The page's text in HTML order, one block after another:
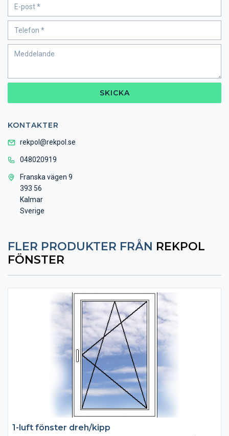
SKICKA
KONTAKTER
rekpol@rekpol.se
048020919
Franska vägen 9
393 56
Kalmar
Sverige
FLER PRODUKTER FRÅN REKPOL
FÖNSTER
1-luft fönster dreh/kipp